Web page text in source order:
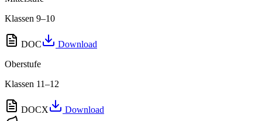
Klassen 9–10
DOC
Download
Oberstufe
Klassen 11–12
DOCX Download